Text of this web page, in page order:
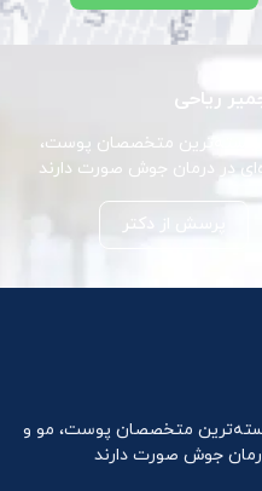
ریاحی
برجسته‌ترین متخصصان پوست،
در درمان جوش صورت دارند
پرسش از دکتر
متخصصان پوست، مو و
جوش صورت دارند